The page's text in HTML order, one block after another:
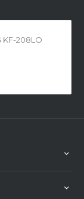
KF-208LO